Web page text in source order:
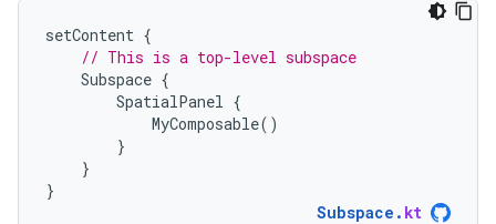
setContent {
// This is a top-level subspace
Subspace {
SpatialPanel {
MyComposable()
}
}
}
Subspace . kt